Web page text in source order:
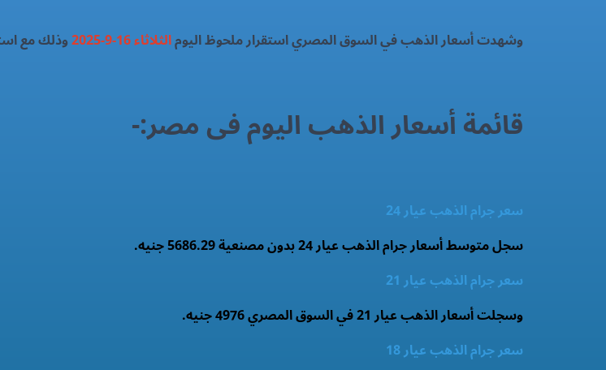
وشهدت أسعار الذهب في السوق المصري استقرار ملحوظ اليومالثلاثاء 16-9-2025 وذلك مع
قائمة أسعار الذهب اليوم فى مصر:-
سعر جرام الذهب عيار 24
سجل متوسط أسعار جرام الذهب عيار 24 بدون مصنعية 5686.29 جنيه.
سعر جرام الذهب عيار 21
وسجلت أسعار الذهب عيار 21 في السوق المصري 4976 جنيه.
سعر جرام الذهب عيار 18